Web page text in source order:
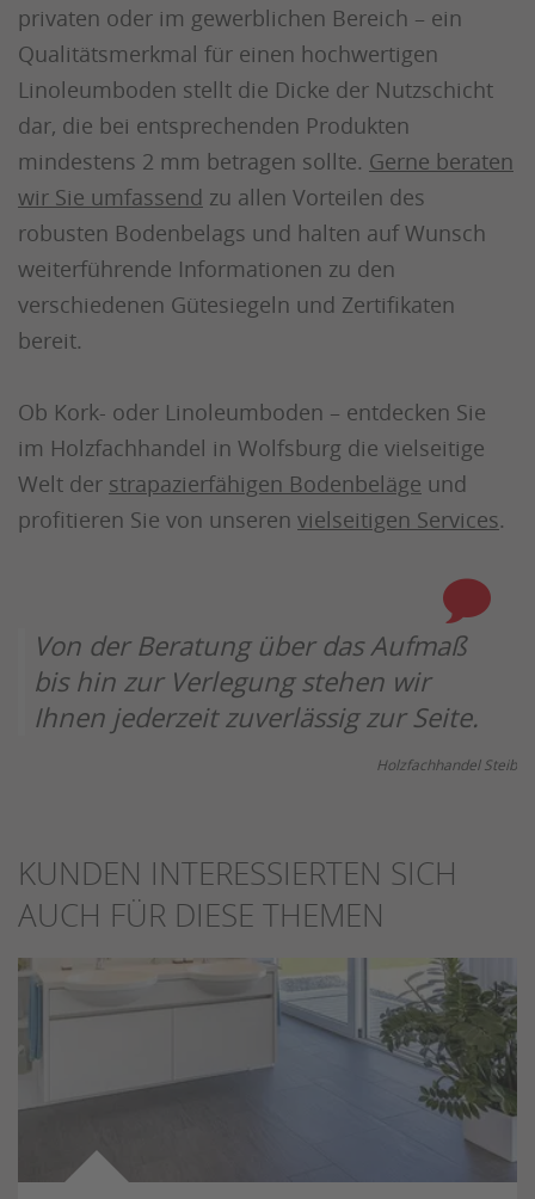
privaten oder im gewerblichen Bereich – ein
Qualitätsmerkmal für einen hochwertigen
Linoleumboden stellt die Dicke der Nutzschicht
dar, die bei entsprechenden Produkten
mindestens 2 mm betragen sollte. Gerne beraten
wir Sie umfassend zu allen Vorteilen des
robusten Bodenbelags und halten auf Wunsch
weiterführende Informationen zu den
verschiedenen Gütesiegeln und Zertifikaten
bereit.
Ob Kork- oder Linoleumboden – entdecken Sie
im Holzfachhandel in Wolfsburg die vielseitige
Welt der strapazierfähigen Bodenbeläge und
profitieren Sie von unseren vielseitigen Services.
Von der Beratung über das Aufmaß
bis hin zur Verlegung stehen wir
Ihnen jederzeit zuverlässig zur Seite.
Holzfachhandel Steib
KUNDEN INTERESSIERTEN SICH
AUCH FÜR DIESE THEMEN